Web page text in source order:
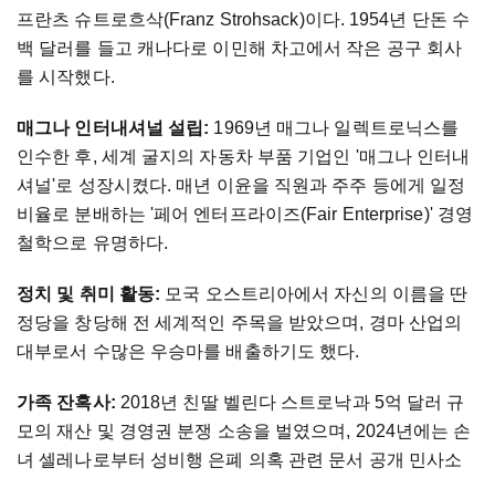
프란츠 슈트로흐삭(Franz Strohsack)이다. 1954년 단돈 수
백 달러를 들고 캐나다로 이민해 차고에서 작은 공구 회사
를 시작했다.
매그나 인터내셔널 설립: 1969년 매그나 일렉트로닉스를
인수한 후, 세계 굴지의 자동차 부품 기업인 '매그나 인터내
셔널'로 성장시켰다. 매년 이윤을 직원과 주주 등에게 일정
비율로 분배하는 '페어 엔터프라이즈(Fair Enterprise)' 경영
철학으로 유명하다.
정치 및 취미 활동: 모국 오스트리아에서 자신의 이름을 딴
정당을 창당해 전 세계적인 주목을 받았으며, 경마 산업의
대부로서 수많은 우승마를 배출하기도 했다.
가족 잔혹사: 2018년 친딸 벨린다 스트로낙과 5억 달러 규
모의 재산 및 경영권 분쟁 소송을 벌였으며, 2024년에는 손
녀 셀레나로부터 성비행 은폐 의혹 관련 문서 공개 민사소